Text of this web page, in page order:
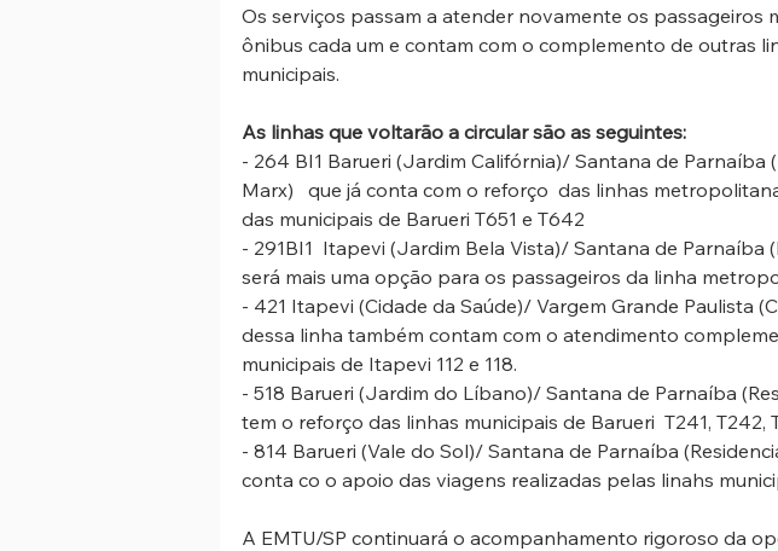
Os serviços passam a atender novamente os passageiros
ônibus cada um e contam com o complemento de outras
municipais.
As linhas que voltarão a circular são as seguintes:
- 264 BI1 Barueri (Jardim Califórnia)/ Santana de Parnaíba
Marx)   que já conta com o reforço  das linhas
das municipais de Barueri T651 e T642
- 291BI1  Itapevi (Jardim Bela Vista)/ Santana de Parnaíba
será mais uma opção para os passageiros da linha
- 421 Itapevi (Cidade da Saúde)/ Vargem Grande Paulista
dessa linha também contam com o atendimento
municipais de Itapevi 112 e 118.
- 518 Barueri (Jardim do Líbano)/ Santana de Parnaíba
tem o reforço das linhas municipais de Barueri  T241, T242,
- 814 Barueri (Vale do Sol)/ Santana de Parnaíba
conta co o apoio das viagens realizadas pelas linahs
A EMTU/SP continuará o acompanhamento rigoroso da